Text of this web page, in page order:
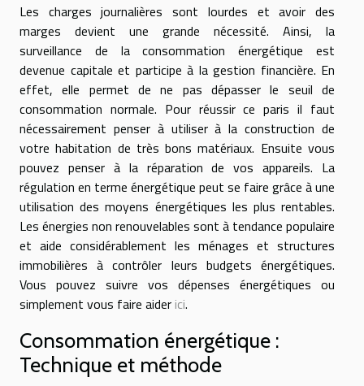
Les charges journalières sont lourdes et avoir des
marges devient une grande nécessité. Ainsi, la
surveillance de la consommation énergétique est
devenue capitale et participe à la gestion financière. En
effet, elle permet de ne pas dépasser le seuil de
consommation normale. Pour réussir ce paris il faut
nécessairement penser à utiliser à la construction de
votre habitation de très bons matériaux. Ensuite vous
pouvez penser à la réparation de vos appareils. La
régulation en terme énergétique peut se faire grâce à une
utilisation des moyens énergétiques les plus rentables.
Les énergies non renouvelables sont à tendance populaire
et aide considérablement les ménages et structures
immobilières à contrôler leurs budgets énergétiques.
Vous pouvez suivre vos dépenses énergétiques ou
simplement vous faire aider ici.
Consommation énergétique :
Technique et méthode